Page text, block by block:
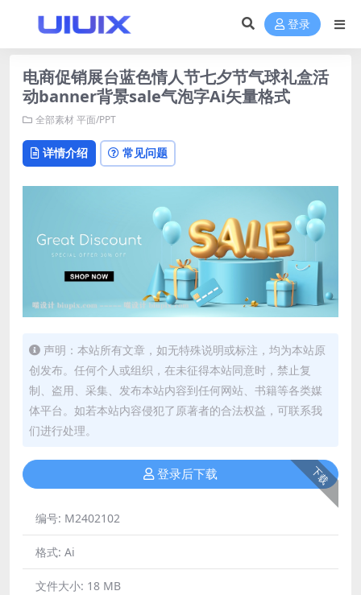
登录
电商促销展台蓝色情人节七夕节气球礼盒活
动banner背景sale气泡字Ai矢量格式
全部素材 平面/PPT
详情介绍 常见问题
声明：本站所有文章，如无特殊说明或标注，均为本站原
创发布。任何个人或组织，在未征得本站同意时，禁止复
制、盗用、采集、发布本站内容到任何网站、书籍等各类媒
体平台。如若本站内容侵犯了原著者的合法权益，可联系我
们进行处理。
下载
登录后下载
编号: M2402102
格式: Ai
文件大小: 18 MB